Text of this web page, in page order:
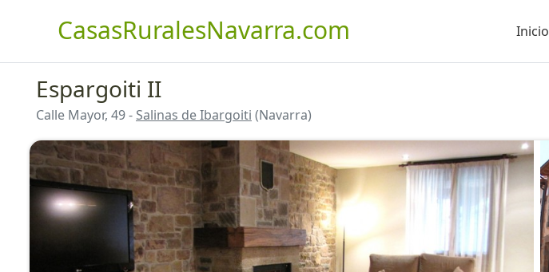
CasasRuralesNavarra.com Inicio
Espargoiti II
Calle Mayor, 49 - Salinas de Ibargoiti (Navarra)